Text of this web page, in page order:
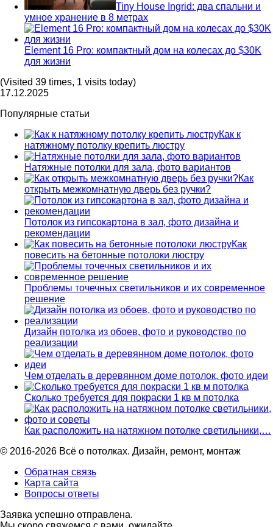
Tiny House Ingrid: два спальни и
умное хранение в 8 метрах
Element 16 Pro: компактный дом на колесах до $30K
для жизни
(Visited 39 times, 1 visits today)
17.12.2025
Популярные статьи
Как к
натяжному потолку крепить люстру
Натяжные потолки для зала, фото вариантов
Как
открыть межкомнатную дверь без ручки?
Потолок из гипсокартона в зал, фото дизайна и
рекомендации
Как
повесить на бетонные потолоки люстру
Проблемы точечных светильников и их современное
решение
Дизайн потолка из обоев, фото и руководство по
реализации
Чем отделать в деревянном доме потолок, фото идеи
Сколько требуется для покраски 1 кв м потолка
Как расположить на натяжном потолке светильники,…
© 2016-2026 Всё о потолках. Дизайн, ремонт, монтаж
Обратная связь
Карта сайта
Вопросы ответы
Заявка успешно отправлена.